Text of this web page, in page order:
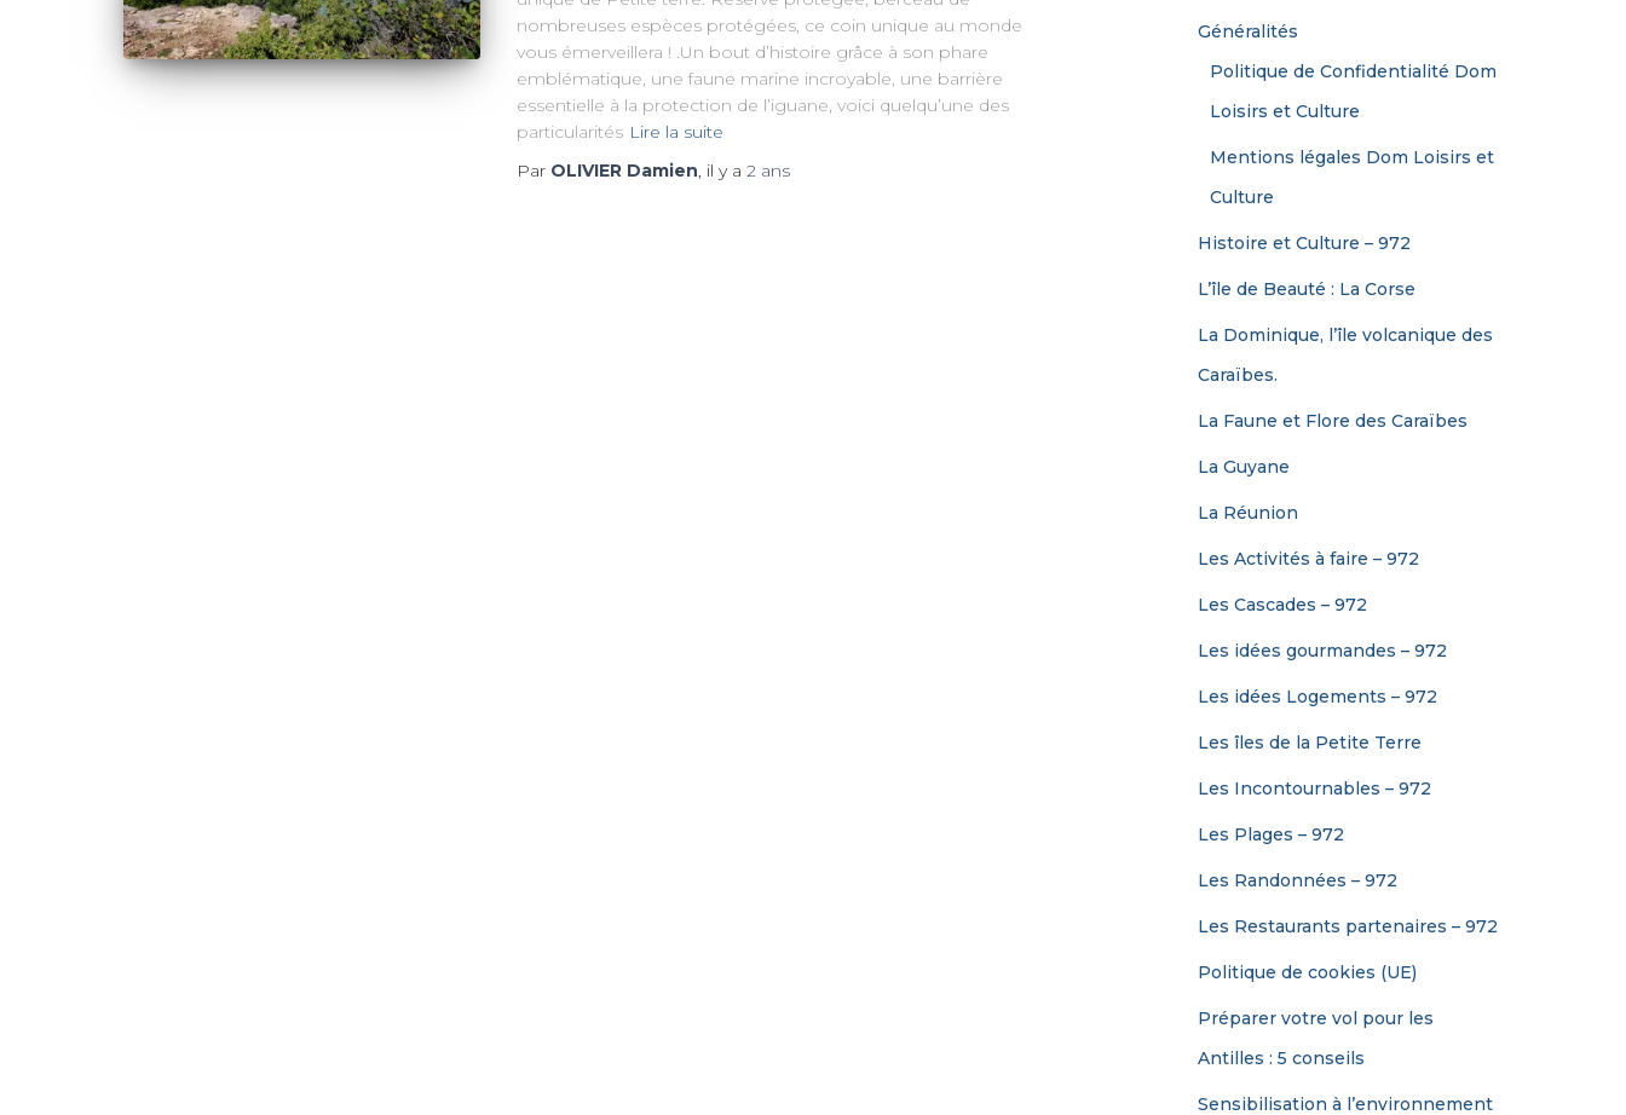
nombreuses espèces protégées, ce coin unique au monde
vous émerveillera ! .Un bout d’histoire grâce à son phare
emblématique, une faune marine incroyable, une barrière
essentielle à la protection de l’iguane, voici quelqu’une des
particularités Lire la suite
Par OLIVIER Damien, il y a 2 ans
Généralités
Politique de Confidentialité Dom
Loisirs et Culture
Mentions légales Dom Loisirs et
Culture
Histoire et Culture – 972
L’île de Beauté : La Corse
La Dominique, l’île volcanique des
Caraïbes.
La Faune et Flore des Caraïbes
La Guyane
La Réunion
Les Activités à faire – 972
Les Cascades – 972
Les idées gourmandes – 972
Les idées Logements – 972
Les îles de la Petite Terre
Les Incontournables – 972
Les Plages – 972
Les Randonnées – 972
Les Restaurants partenaires – 972
Politique de cookies (UE)
Préparer votre vol pour les
Antilles : 5 conseils
Sensibilisation à l’environnement